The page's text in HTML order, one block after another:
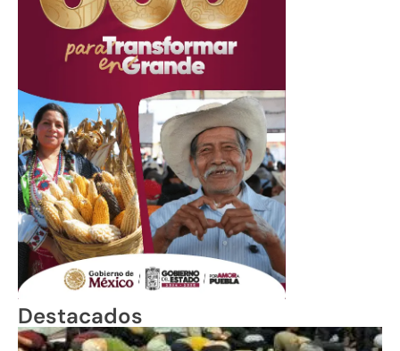
Destacados